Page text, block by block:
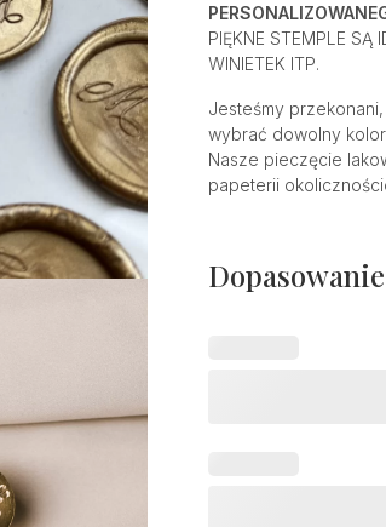
PIĘKNE STEMPLE SĄ
WINIETEK ITP.
Jesteśmy
wybrać dowolny kolor
Nasze pieczęcie
papeterii